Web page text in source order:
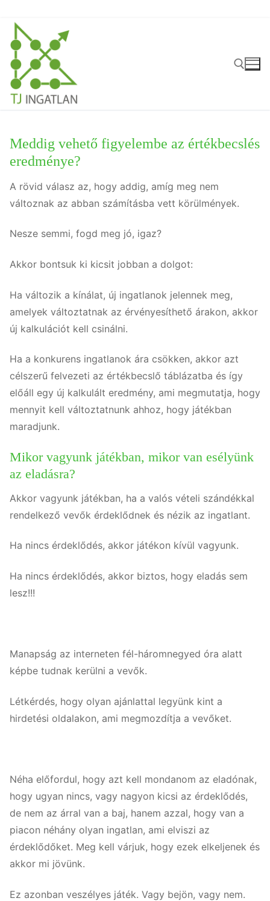
Ugrás
tartalomra
Meddig vehető figyelembe az értékbecslés
eredménye?
A rövid válasz az, hogy addig, amíg meg nem
változnak az abban számításba vett körülmények.
Nesze semmi, fogd meg jó, igaz?
Akkor bontsuk ki kicsit jobban a dolgot:
Ha változik a kínálat, új ingatlanok jelennek meg,
amelyek változtatnak az érvényesíthető árakon, akkor
új kalkulációt kell csinálni.
Ha a konkurens ingatlanok ára csökken, akkor azt
célszerű felvezeti az értékbecslő táblázatba és így
előáll egy új kalkulált eredmény, ami megmutatja, hogy
mennyit kell változtatnunk ahhoz, hogy játékban
maradjunk.
Mikor vagyunk játékban, mikor van esélyünk
az eladásra?
Akkor vagyunk játékban, ha a valós vételi szándékkal
rendelkező vevők érdeklődnek és nézik az ingatlant.
Ha nincs érdeklődés, akkor játékon kívül vagyunk.
Ha nincs érdeklődés, akkor biztos, hogy eladás sem
lesz!!!
Manapság az interneten fél-háromnegyed óra alatt
képbe tudnak kerülni a vevők.
Létkérdés, hogy olyan ajánlattal legyünk kint a
hirdetési oldalakon, ami megmozdítja a vevőket.
Néha előfordul, hogy azt kell mondanom az eladónak,
hogy ugyan nincs, vagy nagyon kicsi az érdeklődés,
de nem az árral van a baj, hanem azzal, hogy van a
piacon néhány olyan ingatlan, ami elviszi az
érdeklődőket. Meg kell várjuk, hogy ezek elkeljenek és
akkor mi jövünk.
Ez azonban veszélyes játék. Vagy bejön, vagy nem.